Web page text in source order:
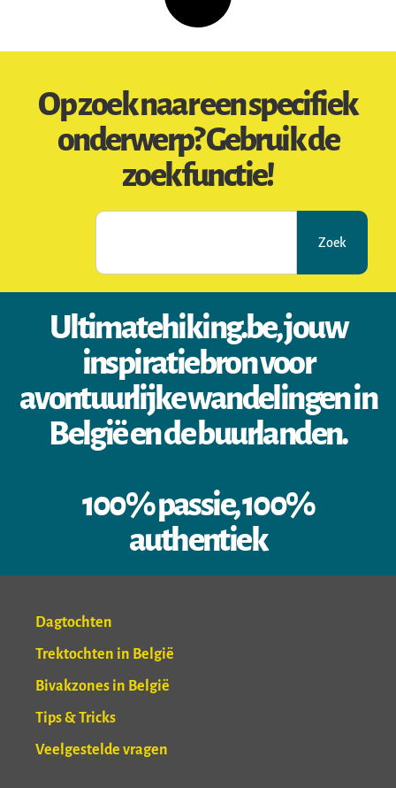
Op zoek naar een specifiek
onderwerp? Gebruik de
zoekfunctie!
Zoek
Ultimatehiking.be, jouw
inspiratiebron voor
avontuurlijke wandelingen in
België en de buurlanden.
100% passie, 100%
authentiek
Dagtochten
Trektochten in België
Bivakzones in België
Tips & Tricks
Veelgestelde vragen